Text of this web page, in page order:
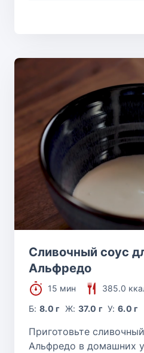
Сливочный соус
Альфредо
15 мин
385.0
Б:8.0 г Ж: 37.0 г У:6.0 г
Приготовьте
Альфредо в домашних